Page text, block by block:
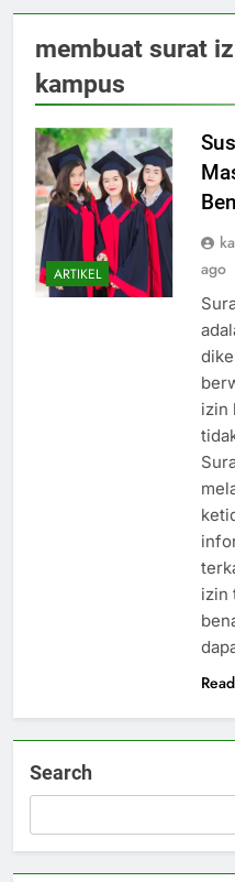
membuat surat
kampus
ARTIKEL
ago
izin
izin
Search